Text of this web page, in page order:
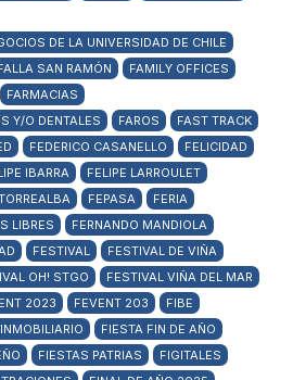
DE LA UNIVERSIDAD DE CHILE
SAN RAMÓN
FAMILY OFFICES
FARMACIAS
Y/O DENTALES
FAROS
FAST TRACK
FEDERICO CASANELLO
FELICIDAD
IBARRA
FELIPE LARROULET
FEPASA
FERIA
LIBRES
FERNANDO MANDIOLA
FESTIVAL
FESTIVAL DE VIÑA
OH! STGO
FESTIVAL VIÑA DEL MAR
2023 FEVENT 203
FIBE
FIESTA FIN DE AÑO
FIESTAS PATRIAS
FIGITALES